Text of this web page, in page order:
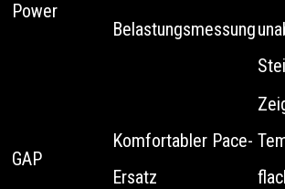
Power
Belastungsmessung
GAP
Komfortabler Pace-
Ersatz